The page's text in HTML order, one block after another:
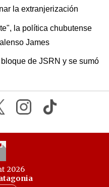
la extranjerización
la política chubutense
James
de JSRN y se sumó
2026